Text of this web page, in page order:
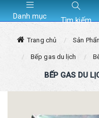
Danh mục Tìm kiếm
Trang chủ Sản
Bếp gas du lịch
BẾP GAS DU